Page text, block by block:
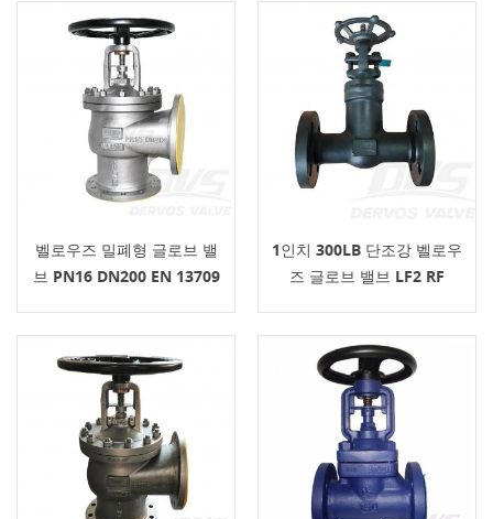
벨로우즈 밀폐형 글로브 밸
브 PN16 DN200 EN 13709
1인치 300LB 단조강 벨로우
즈 글로브 밸브 LF2 RF